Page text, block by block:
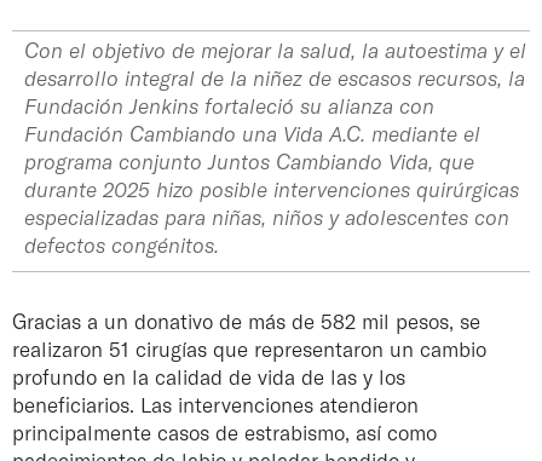
Con el objetivo de mejorar la salud, la autoestima y el
desarrollo integral de la niñez de escasos recursos, la
Fundación Jenkins fortaleció su alianza con
Fundación Cambiando una Vida A.C. mediante el
programa conjunto Juntos Cambiando Vida, que
durante 2025 hizo posible intervenciones quirúrgicas
especializadas para niñas, niños y adolescentes con
defectos congénitos.
Gracias a un donativo de más de 582 mil pesos, se
realizaron 51 cirugías que representaron un cambio
profundo en la calidad de vida de las y los
beneficiarios. Las intervenciones atendieron
principalmente casos de estrabismo, así como